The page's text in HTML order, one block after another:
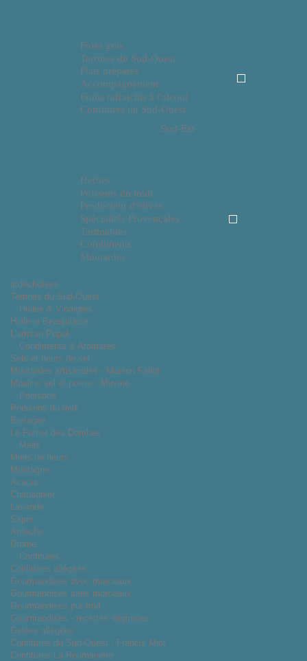
Foies gras
Terrines du Sud-Ouest
Plats préparés
Accompagnement
Fruits rafraichis à l'alcool
Confitures du Sud-Ouest
Sud-Est
Herbes
Poissons du midi
Producteur d'olives
Spécialités Provençales
Tartinables
Condiments
Moutardes
ardéchoises
Terrines du Sud-Ouest
Huiles & Vinaigres
Huilerie Beaujolaise
L'artisan Popol
Condiments & Aromates
Sels et fleurs de sel
Moutardes artisanales - Maison Fallot
Moulins sel et poivre : Mirvine
Poissons
Poissons du midi
Bretagne
Le Fumet des Dombes
Miels
Miels de fleurs
Montagne
Acacia
Chataignier
Lavande
Sapin
Ardeche
Drome
Confitures
Confitures allégées
Gourmandises avec morceaux
Gourmandises sans morceaux
Gourmandises pur fruit
Gourmandises - recettes originales
Gelées allégées
Confitures du Sud-Ouest - Francis Miot
Confitures La Roumanière